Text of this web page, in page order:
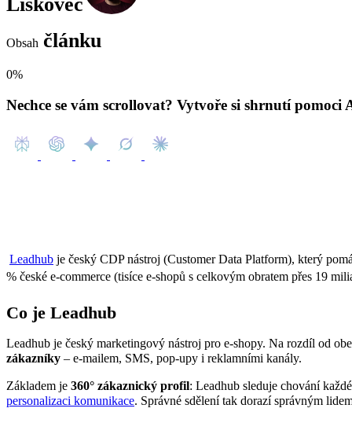
Obsah článku
0%
Nechce se vám scrollovat? Vytvoře si shrnutí pomoci
Leadhub je český CDP nástroj (Customer Data Platform), který
% české e-commerce (tisíce e-shopů s celkovým obratem přes 19
Co je Leadhub
Leadhub je český marketingový nástroj pro e-shopy. Na rozdíl od
zákazníky – e-mailem, SMS, pop-upy i reklamními kanály.
Základem je 360° zákaznický profil: Leadhub sleduje chování
personalizaci komunikace. Správné sdělení tak dorazí správným